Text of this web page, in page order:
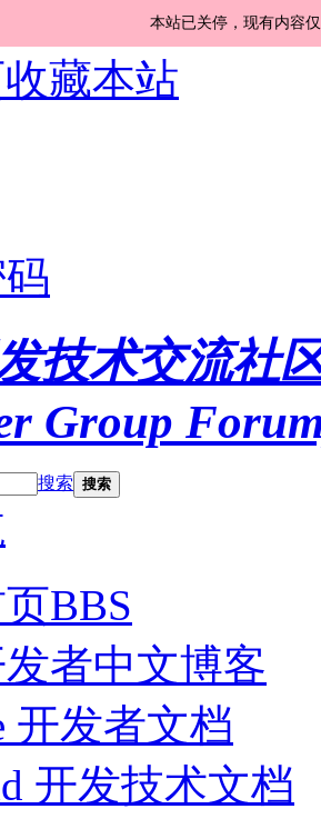
本站已关停，现有内容
收藏本站
搜索 搜索
BBS
者中文博客
开发者文档
开发技术文档